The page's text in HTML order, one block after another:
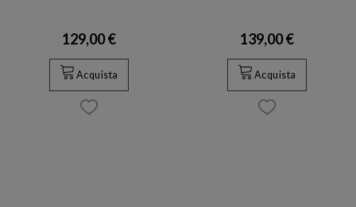
129,00 €
Acquista
139,00 €
Acquista